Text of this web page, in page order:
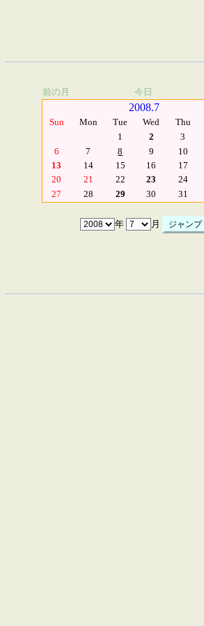
前の月 今日
2008.7
Sun Mon Tue Wed Thu
1
2 3
6
7 8 9 10
13
14 15 16 17
20
21 22 23 24
27
28 29 30 31
年 月